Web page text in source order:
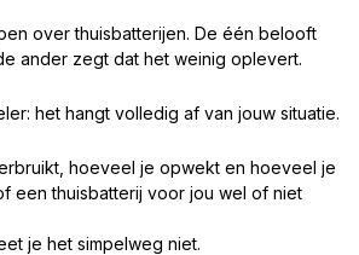
over thuisbatterijen. De één belooft
ander zegt dat het weinig oplevert.
het hangt volledig af van jouw situatie.
hoeveel je opwekt en hoeveel je
een thuisbatterij voor jou wel of niet
je het simpelweg niet.